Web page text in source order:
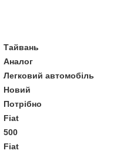
Тайвань
Аналог
Легковий автомобіль
Новий
Потрібно
Fiat
500
Fiat